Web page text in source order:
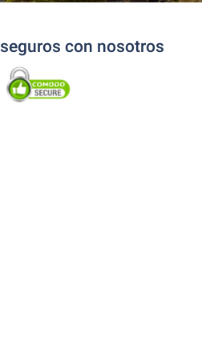
con nosotros